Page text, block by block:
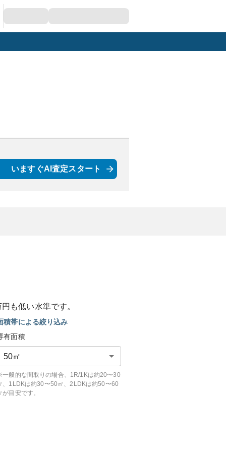
いますぐAI査定スタート
円も低い水準です。
積帯による絞り込み
有面積
50㎡
般的な間取りの場合、1R/1Kは約20〜30
、1LDKは約30〜50㎡、2LDKは約50〜60
が目安です。